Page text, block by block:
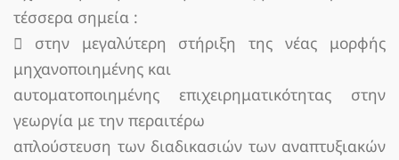
τέσσερα σημεία :
 στην μεγαλύτερη στήριξη της νέας μορφής
μηχανοποιημένης και
αυτοματοποιημένης επιχειρηματικότητας στην
γεωργία με την περαιτέρω
απλούστευση των διαδικασιών των αναπτυξιακών